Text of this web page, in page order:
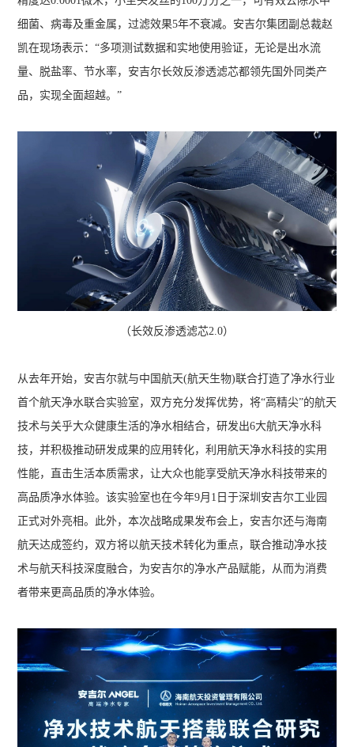
细菌、病毒及重金属，过滤效果5年不衰减。安吉尔集团副总裁赵
凯在现场表示：“多项测试数据和实地使用验证，无论是出水流
量、脱盐率、节水率，安吉尔长效反渗透滤芯都领先国外同类产
品，实现全面超越。”
（长效反渗透滤芯2.0）
从去年开始，安吉尔就与中国航天(航天生物)联合打造了净水行业
首个航天净水联合实验室，双方充分发挥优势，将“高精尖”的航天
技术与关乎大众健康生活的净水相结合，研发出6大航天净水科
技，并积极推动研发成果的应用转化，利用航天净水科技的实用
性能，直击生活本质需求，让大众也能享受航天净水科技带来的
高品质净水体验。该实验室也在今年9月1日于深圳安吉尔工业园
正式对外亮相。此外，本次战略成果发布会上，安吉尔还与海南
航天达成签约，双方将以航天技术转化为重点，联合推动净水技
术与航天科技深度融合，为安吉尔的净水产品赋能，从而为消费
者带来更高品质的净水体验。